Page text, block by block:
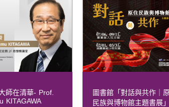
師在清華- Prof.
KITAGAWA
圖書館「對話與共作｜
民族與博物館主題書展」